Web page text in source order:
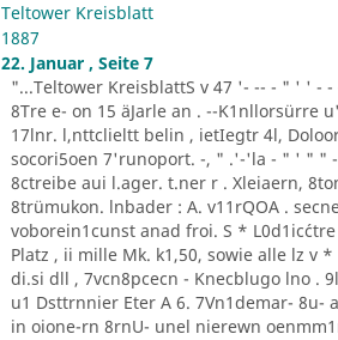
Teltower Kreisblatt
1887
22. Januar , Seite 7
"...Teltower KreisblattS v 47 '- -- - " ' '
8Tre e- on 15 äJarle an . --K1nllorsürre
17lnr. l,nttclieltt belin , ietIegtr 4l,
socori5oen 7'runoport. -, " .'-'la - " ' " "
8ctreibe aui l.ager. t.ner r . Xleiaern,
8trümukon. lnbader : A. v11rQOA .
voborein1cunst anad froi. S *
Platz , ii mille Mk. k1,50, sowie alle lz v
di.si dll , 7vcn8pcecn - Knecblugo lno .
u1 Dsttrnnier Eter A 6. 7Vn1demar-
in oione-rn 8rnU- unel nierewn